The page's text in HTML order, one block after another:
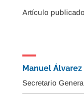
Artículo
Manuel Álvarez
Secretario